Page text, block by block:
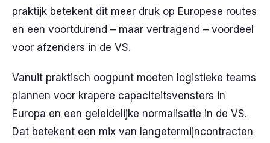
praktijk betekent dit meer druk op Europese routes
en een voortdurend – maar vertragend – voordeel
voor afzenders in de VS.
Vanuit praktisch oogpunt moeten logistieke teams
plannen voor krapere capaciteitsvensters in
Europa en een geleidelijke normalisatie in de VS.
Dat betekent een mix van langetermijncontracten